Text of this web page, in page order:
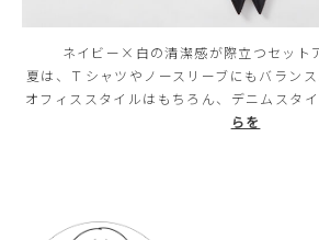
ネイビー×白の清潔感が際立つセット
夏は、Ｔシャツやノースリーブにもバランス
オフィススタイルはもちろん、デニムスタ
らを